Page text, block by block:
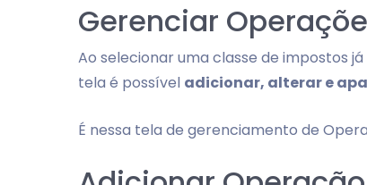
Gerenciar
Ao selecionar uma classe de impostos
tela é possível adicionar, alterar e
É nessa tela de gerenciamento de